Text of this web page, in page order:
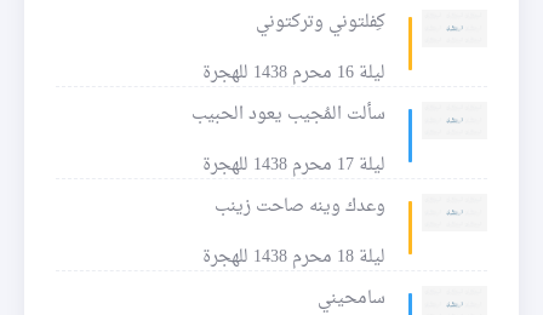
كِفلتوني وتركتوني
ليلة 16 محرم 1438 للهجرة
سألت المُجيب يعود الحبيب
ليلة 17 محرم 1438 للهجرة
وعدك وينه صاحت زينب
ليلة 18 محرم 1438 للهجرة
سامحيني